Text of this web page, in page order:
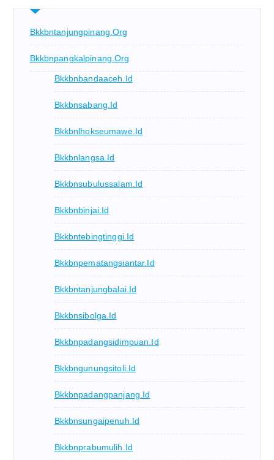
Bkkbntanjungpinang.org
Bkkbnpangkalpinang.org
Bkkbnbandaaceh.id
Bkkbnsabang.id
Bkkbnlhokseumawe.id
Bkkbnlangsa.id
Bkkbnsubulussalam.id
Bkkbnbinjai.id
Bkkbntebingtinggi.id
Bkkbnpematangsiantar.id
Bkkbntanjungbalai.id
Bkkbnsibolga.id
Bkkbnpadangsidimpuan.id
Bkkbngunungsitoli.id
Bkkbnpadangpanjang.id
Bkkbnsungaipenuh.id
Bkkbnprabumulih.id